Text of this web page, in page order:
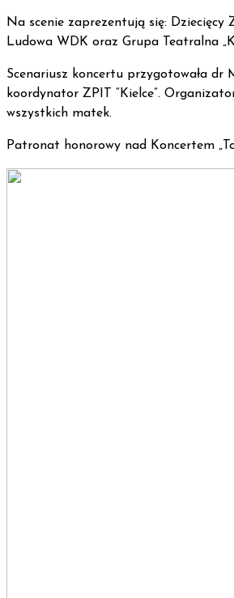
Na scenie zaprezentują się: Dziecięcy
Ludowa WDK oraz Grupa Teatralna
Scenariusz koncertu przygotowała dr
koordynator ZPIT “Kielce”.
wszystkich matek.
Patronat honorowy nad Koncertem